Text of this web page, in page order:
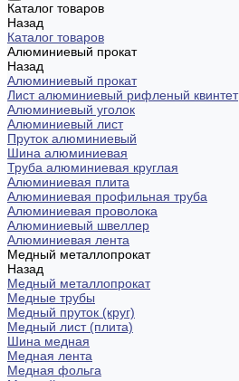
Каталог товаров
Назад
Каталог товаров
Алюминиевый прокат
Назад
Алюминиевый прокат
Лист алюминиевый рифленый квинтет
Алюминиевый уголок
Алюминиевый лист
Пруток алюминиевый
Шина алюминиевая
Труба алюминиевая круглая
Алюминиевая плита
Алюминиевая профильная труба
Алюминиевая проволока
Алюминиевый швеллер
Алюминиевая лента
Медный металлопрокат
Назад
Медный металлопрокат
Медные трубы
Медный пруток (круг)
Медный лист (плита)
Шина медная
Медная лента
Медная фольга